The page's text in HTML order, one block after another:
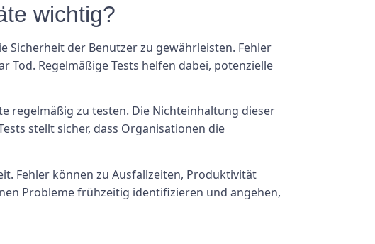
wichtig?
Sicherheit der Benutzer zu gewährleisten. Fehler
Regelmäßige Tests helfen dabei, potenzielle
regelmäßig zu testen. Die Nichteinhaltung dieser
stellt sicher, dass Organisationen die
Fehler können zu Ausfallzeiten, Produktivität
Probleme frühzeitig identifizieren und angehen,